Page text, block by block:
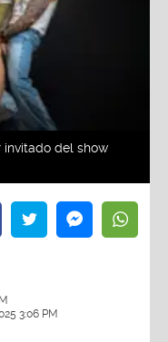
invitado del show
3:06 PM